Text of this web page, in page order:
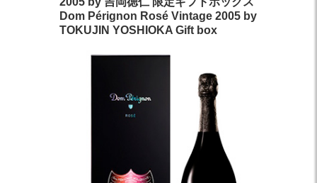
Dom Pérignon Rosé Vintage 2005 by
TOKUJIN YOSHIOKA Gift box